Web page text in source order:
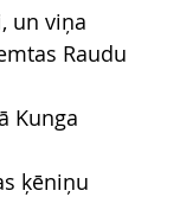
un viņa
Raudu
Kunga
ķēniņu